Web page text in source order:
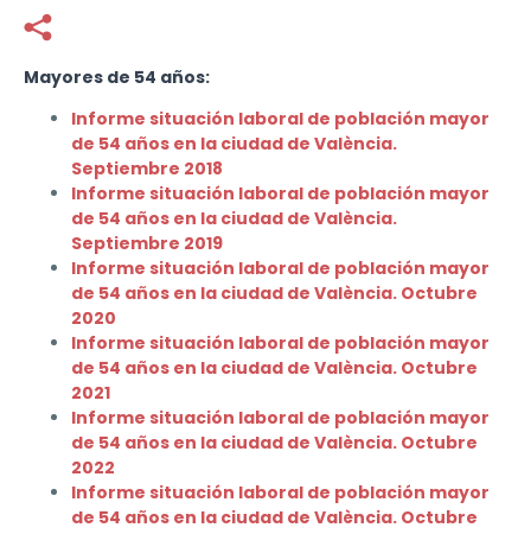
Mayores de 54 años:
Informe situación laboral de población mayor
de 54 años en la ciudad de València.
Septiembre 2018
Informe situación laboral de población mayor
de 54 años en la ciudad de València.
Septiembre 2019
Informe situación laboral de población mayor
de 54 años en la ciudad de València. Octubre
2020
Informe situación laboral de población mayor
de 54 años en la ciudad de València. Octubre
2021
Informe situación laboral de población mayor
de 54 años en la ciudad de València. Octubre
2022
Informe situación laboral de población mayor
de 54 años en la ciudad de València. Octubre